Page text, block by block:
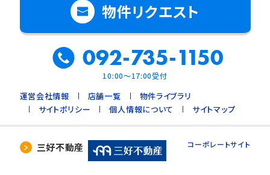
物件リクエスト
092-735-1150
10:00～17:00受付
運営会社情報 店舗一覧
物件ライブラリ
サイトポリシー
個人情報について サイトマップ
三好不動産 コーポレートサイト